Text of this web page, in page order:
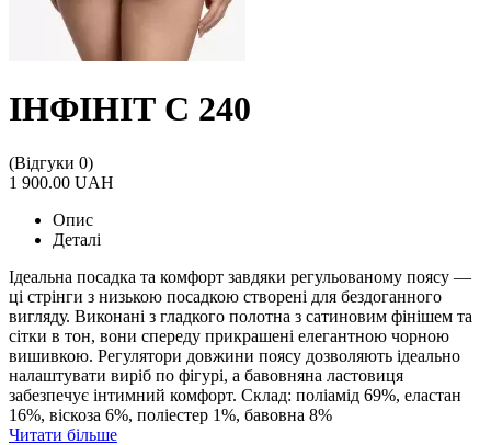
ІНФІНІТ С 240
(Відгуки 0)
1 900.00 UAH
Опис
Деталі
Ідеальна посадка та комфорт завдяки регульованому поясу —
ці стрінги з низькою посадкою створені для бездоганного
вигляду. Виконані з гладкого полотна з сатиновим фінішем та
сітки в тон, вони спереду прикрашені елегантною чорною
вишивкою. Регулятори довжини поясу дозволяють ідеально
налаштувати виріб по фігурі, а бавовняна ластовиця
забезпечує інтимний комфорт. Склад: поліамід 69%, еластан
16%, віскоза 6%, поліестер 1%, бавовна 8%
Читати більше